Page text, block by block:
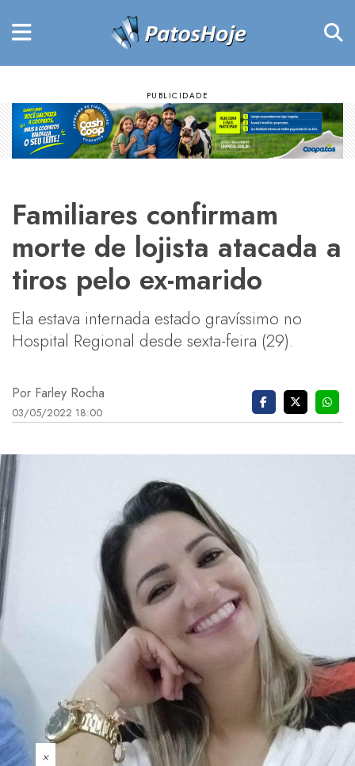
Familiares confirmam
morte de lojista atacada a
tiros pelo ex-marido
Ela estava internada estado gravíssimo no
Hospital Regional desde sexta-feira (29).
Por Farley Rocha
03/05/2022 18:00
×